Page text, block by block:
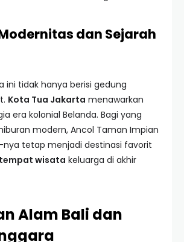
dan Sejarah
ini tidak hanya berisi gedung
Kota Tua Jakarta menawarkan
era kolonial Belanda. Bagi yang
modern, Ancol Taman Impian
tetap menjadi destinasi favorit
wisata keluarga di akhir
Alam Bali dan